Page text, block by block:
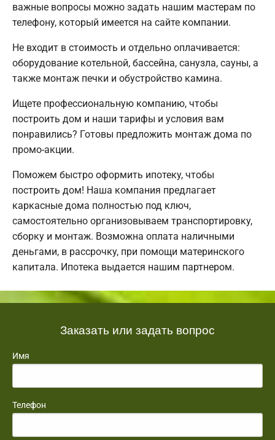
важные вопросы можно задать нашим мастерам по
телефону, который имеется на сайте компании.
Не входит в стоимость и отдельно оплачивается:
оборудование котельной, бассейна, санузла, сауны, а
также монтаж печки и обустройство камина.
Ищете профессиональную компанию, чтобы
построить дом и наши тарифы и условия вам
понравились? Готовы предложить монтаж дома по
промо-акции.
Поможем быстро оформить ипотеку, чтобы
построить дом! Наша компания предлагает
каркасные дома полностью под ключ,
самостоятельно организовываем транспортировку,
сборку и монтаж. Возможна оплата наличными
деньгами, в рассрочку, при помощи материнского
капитала. Ипотека выдается нашим партнером.
Заказать или задать вопрос
Имя
Телефон